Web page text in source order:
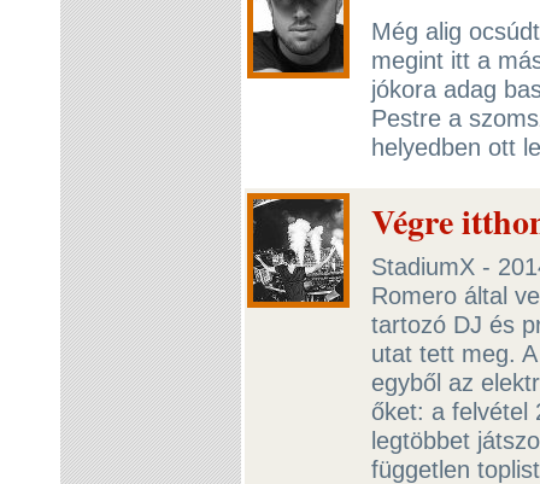
Még alig
megint itt a
jókora adag
Pestre a
helyedben ott
Végre
StadiumX -
Romero által
tartozó DJ és
utat tett meg.
egyből az
őket: a felvétel
legtöbbet
független